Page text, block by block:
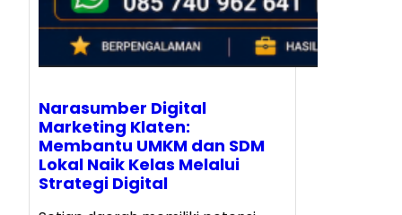
Narasumber Digital
Marketing Klaten:
Membantu UMKM dan SDM
Lokal Naik Kelas Melalui
Strategi Digital